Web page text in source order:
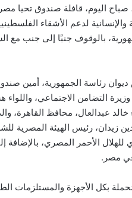
اليوم، قافلة صندوق تحيا
لدعم الأشقاء
بالوقوف جنبًا إلى جنب مع
رئاسة الجمهورية، أمين
التضامن الاجتماعي، واللواء
خالد عبدالعال، محافظ القاهرة،
زيدان، رئيس الهيئة المصرية
للهلال الأحمر المصري، بالإضافة
في مصر.
بكل الأجهزة والمستلزمات